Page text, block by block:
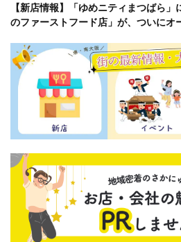
【新店情報】「ゆめニティまつばら
のファーストフード店」が、ついに